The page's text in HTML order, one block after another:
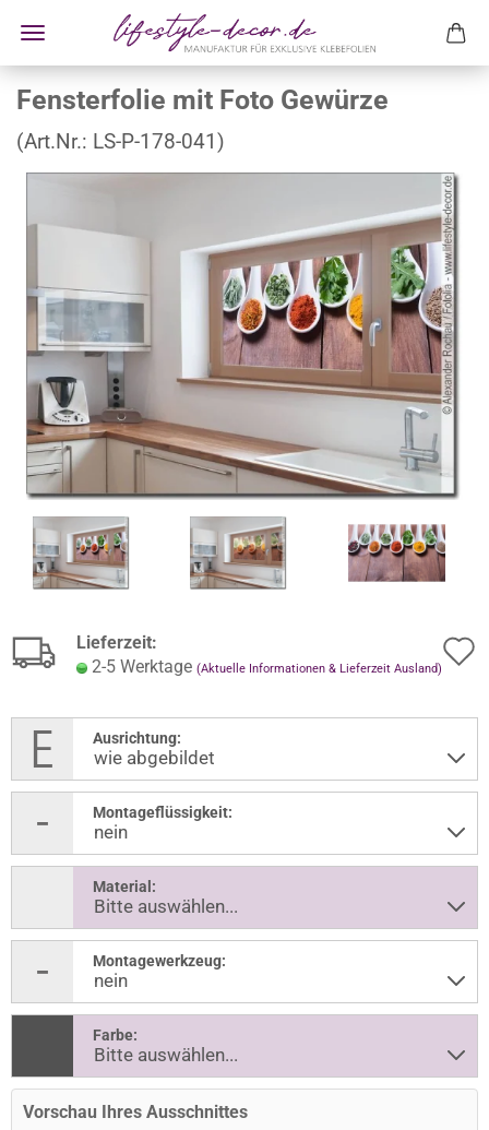
Fensterfolie mit Foto Gewürze
(Art.Nr.: LS-P-178-041)
Lieferzeit:
2-5 Werktage (Aktuelle Informationen & Lieferzeit Ausland)
Ausrichtung:
Montageflüssigkeit:
Material:
Montagewerkzeug:
Farbe:
Vorschau Ihres Ausschnittes